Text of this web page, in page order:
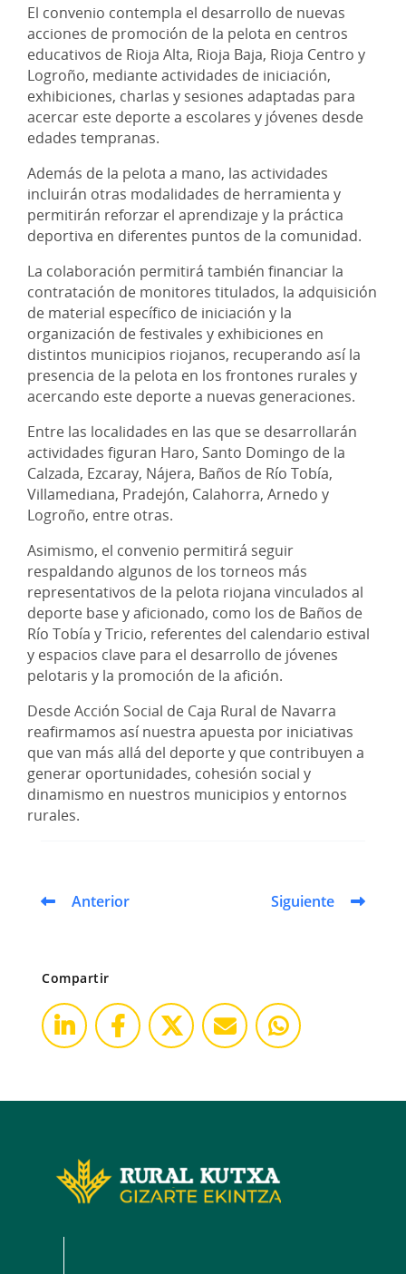
El convenio contempla el desarrollo de nuevas
acciones de promoción de la pelota en centros
educativos de Rioja Alta, Rioja Baja, Rioja Centro y
Logroño, mediante actividades de iniciación,
exhibiciones, charlas y sesiones adaptadas para
acercar este deporte a escolares y jóvenes desde
edades tempranas.
Además de la pelota a mano, las actividades
incluirán otras modalidades de herramienta y
permitirán reforzar el aprendizaje y la práctica
deportiva en diferentes puntos de la comunidad.
La colaboración permitirá también financiar la
contratación de monitores titulados, la adquisición
de material específico de iniciación y la
organización de festivales y exhibiciones en
distintos municipios riojanos, recuperando así la
presencia de la pelota en los frontones rurales y
acercando este deporte a nuevas generaciones.
Entre las localidades en las que se desarrollarán
actividades figuran Haro, Santo Domingo de la
Calzada, Ezcaray, Nájera, Baños de Río Tobía,
Villamediana, Pradejón, Calahorra, Arnedo y
Logroño, entre otras.
Asimismo, el convenio permitirá seguir
respaldando algunos de los torneos más
representativos de la pelota riojana vinculados al
deporte base y aficionado, como los de Baños de
Río Tobía y Tricio, referentes del calendario estival
y espacios clave para el desarrollo de jóvenes
pelotaris y la promoción de la afición.
Desde Acción Social de Caja Rural de Navarra
reafirmamos así nuestra apuesta por iniciativas
que van más allá del deporte y que contribuyen a
generar oportunidades, cohesión social y
dinamismo en nuestros municipios y entornos
rurales.
Anterior Siguiente
Compartir